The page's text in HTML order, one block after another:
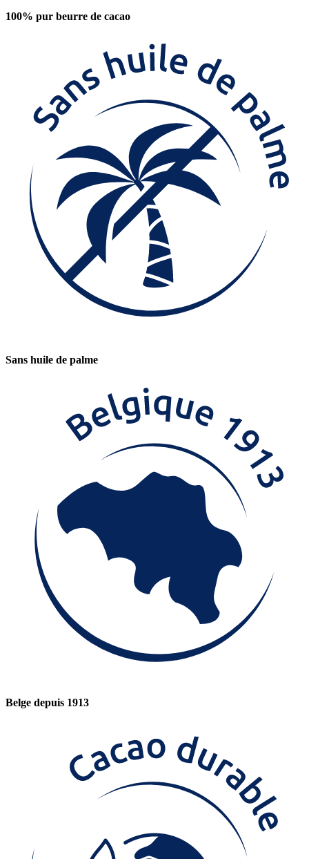
100% pur beurre de cacao
Sans huile de palme
Belge depuis 1913